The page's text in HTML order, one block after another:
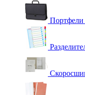
Портфели